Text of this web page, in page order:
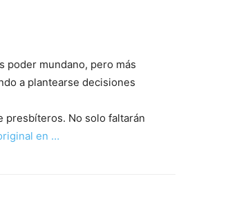
poder mundano, pero más
a plantearse decisiones
presbíteros. No solo faltarán
en …